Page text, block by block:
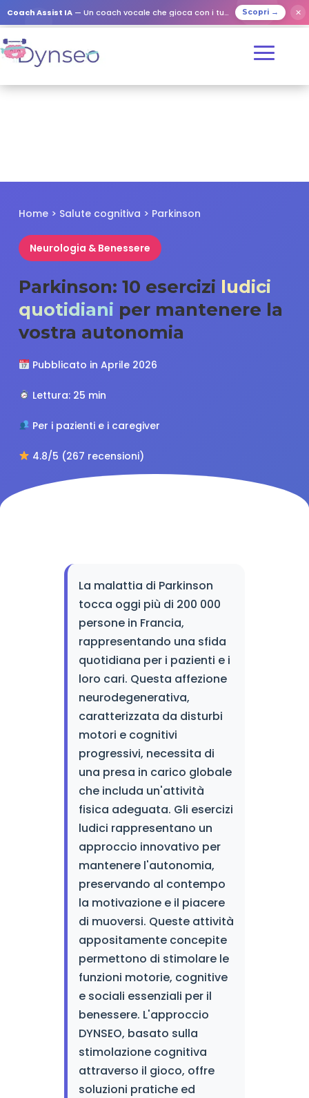
Coach Assist IA — Un coach vocale che gioca con i tuoi cari Scopri → ✕
Home > Salute cognitiva > Parkinson
Neurologia & Benessere
Parkinson: 10 esercizi ludici
quotidiani per mantenere la
vostra autonomia
Pubblicato in Aprile 2026
Lettura: 25 min
Per i pazienti e i caregiver
4.8/5 (267 recensioni)
La malattia di Parkinson
tocca oggi più di 200 000
persone in Francia,
rappresentando una sfida
quotidiana per i pazienti e i
loro cari. Questa affezione
neurodegenerativa,
caratterizzata da disturbi
motori e cognitivi
progressivi, necessita di
una presa in carico globale
che includa un'attività
fisica adeguata. Gli esercizi
ludici rappresentano un
approccio innovativo per
mantenere l'autonomia,
preservando al contempo
la motivazione e il piacere
di muoversi. Queste attività
appositamente concepite
permettono di stimolare le
funzioni motorie, cognitive
e sociali essenziali per il
benessere. L'approccio
DYNSEO, basato sulla
stimolazione cognitiva
attraverso il gioco, offre
soluzioni pratiche ed